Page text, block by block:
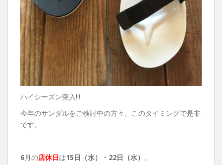
ハイシーズン突入!!!
今年のサンダルをご検討中の方々、このタイミングで是非
です。
6月の店休日は15日（水）・22日（水） 。